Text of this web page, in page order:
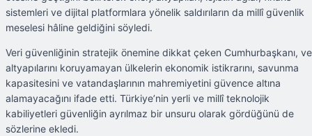
sistemleri ve dijital platformlara yönelik saldırıların da millî güvenlik
meselesi hâline geldiğini söyledi.
Veri güvenliğinin stratejik önemine dikkat çeken Cumhurbaşkanı,
altyapılarını koruyamayan ülkelerin ekonomik istikrarını, savunma
kapasitesini ve vatandaşlarının mahremiyetini güvence altına
alamayacağını ifade etti. Türkiye’nin yerli ve millî teknolojik
kabiliyetleri güvenliğin ayrılmaz bir unsuru olarak gördüğünü de
sözlerine ekledi.